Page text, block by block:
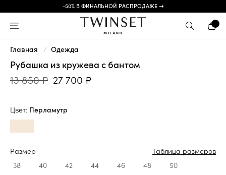
-50% В ФИНАЛЬНОЙ РАСПРОДАЖЕ →
Главная Одежда
Рубашка из кружева с бантом
13 850 ₽ 27 700 ₽
Цвет: Перламутр
Размер
Таблица размеров
38
40 42 44 46 48 50